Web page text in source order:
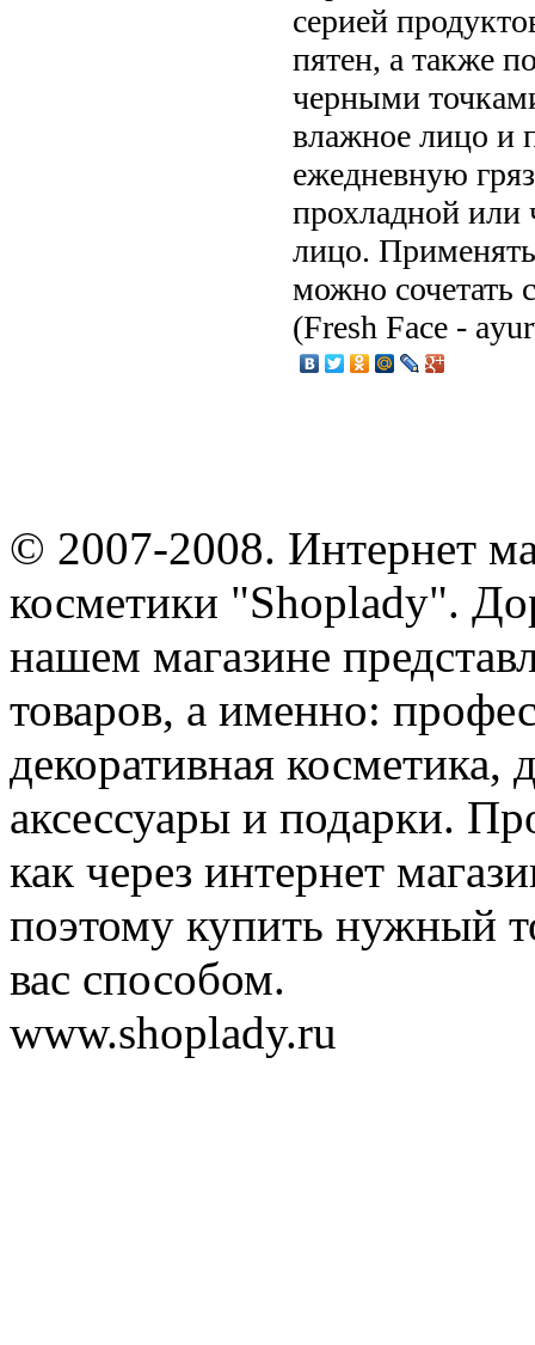
серией
пятен, а также
черными
влажное лицо и
ежедневную
прохладной или
лицо.
можно сочетать
(Fresh Face -
© 2007-2008. Интернет
косметики "Shoplady".
нашем магазине
товаров, а именно:
декоративная косметика,
аксессуары и подарки.
как через интернет
поэтому купить нужный
вас способом.
www.shoplady.ru